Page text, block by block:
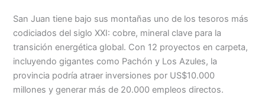
San Juan tiene bajo sus montañas uno de los tesoros más
codiciados del siglo XXI: cobre, mineral clave para la
transición energética global. Con 12 proyectos en carpeta,
incluyendo gigantes como Pachón y Los Azules, la
provincia podría atraer inversiones por US$10.000
millones y generar más de 20.000 empleos directos.